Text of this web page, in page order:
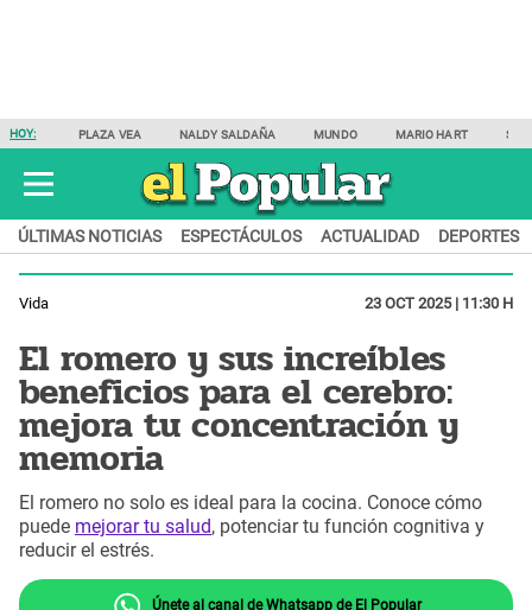
HOY: PLAZA VEA NALDY SALDAÑA MUNDO MARIO HART
ÚLTIMAS NOTICIAS ESPECTÁCULOS ACTUALIDAD DEPORTES
Vida 23 OCT 2025 | 11:30 H
El romero y sus increíbles
beneficios para el cerebro:
mejora tu concentración y
memoria
El romero no solo es ideal para la cocina. Conoce cómo
puede mejorar tu salud, potenciar tu función cognitiva y
reducir el estrés.
Únete al canal de Whatsapp de El Popular